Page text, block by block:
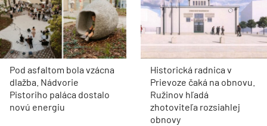
Pod asfaltom bola vzácna
dlažba. Nádvorie
Pistoriho paláca dostalo
novú energiu
Historická radnica v
Prievoze čaká na obnovu.
Ružinov hľadá
zhotoviteľa rozsiahlej
obnovy